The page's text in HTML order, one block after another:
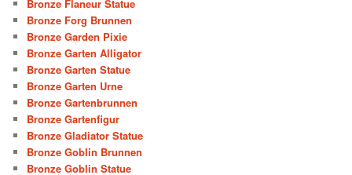
Bronze Flaneur Statue
Bronze Forg Brunnen
Bronze Garden Pixie
Bronze Garten Alligator
Bronze Garten Statue
Bronze Garten Urne
Bronze Gartenbrunnen
Bronze Gartenfigur
Bronze Gladiator Statue
Bronze Goblin Brunnen
Bronze Goblin Statue